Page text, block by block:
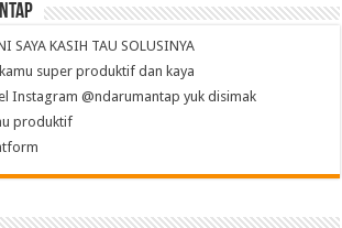
SAYA KASIH TAU SOLUSINYA
super produktif dan kaya
Instagram @ndarumantap yuk disimak
produktif